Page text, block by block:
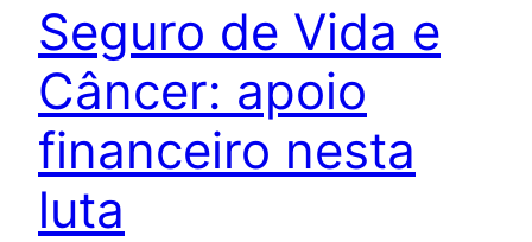
Seguro de Vida e
Câncer: apoio
financeiro nesta
luta